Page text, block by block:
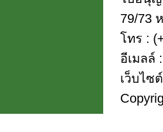
79/73
โทร :
อีเมลล์ :
เว็บไซ